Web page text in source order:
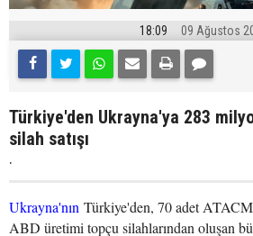
18:09 09 Ağustos
Türkiye'den Ukrayna'ya 283
silah satışı
.
Ukrayna'nın Türkiye'den, 70 adet
ABD üretimi topçu silahlarından oluşan